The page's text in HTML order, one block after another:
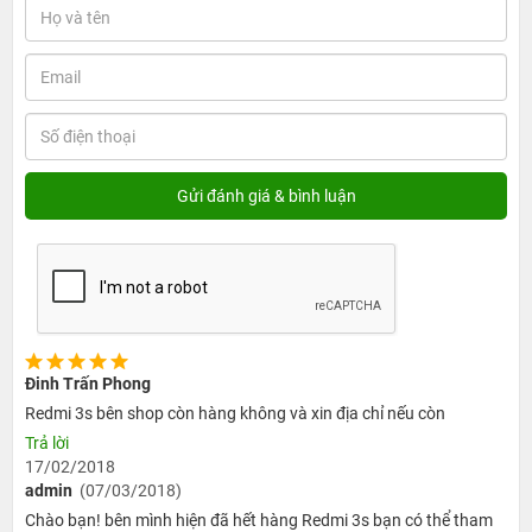
Ngoài thiết kế bên ngoài nguyên khối kim loại siêu đẹp giúp điện
thoại trở nên sang trong và lịch lãm thì màn hình
Xiaomi Redmi 3S Cũ 99%
hình 5 inch và có độ phân giải HD, ngoài ra còn sử dụng tấm nền
IPS- kích thước màn hình chuẩn nhất cho các mẫu
smartphone giúp hiện thị hình ảnh cực nét và siêu đẹp tất nhiên
bạn sẽ cực kỳ hài lòng với màn hình của chiếc điện thoại này.
Đinh Trấn Phong
Redmi 3s bên shop còn hàng không và xin địa chỉ nếu còn
Trả lời
17/02/2018
admin (07/03/2018)
Chào bạn! bên mình hiện đã hết hàng Redmi 3s bạn có thể tham